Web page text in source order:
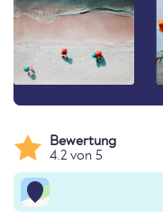
Bewertung
4.2 von 5